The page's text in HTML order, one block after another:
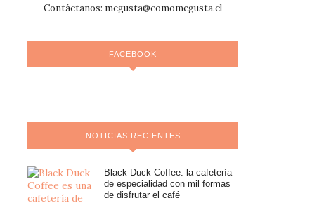
Contáctanos: megusta@comomegusta.cl
FACEBOOK
NOTICIAS RECIENTES
Black Duck Coffee: la cafetería
de especialidad con mil formas
de disfrutar el café